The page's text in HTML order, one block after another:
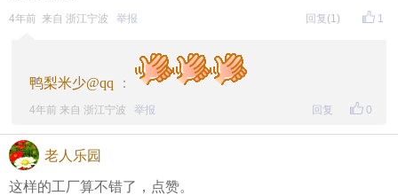
1
4年前 来自 浙江宁波 举报 回复 (1)
鸭梨米少@qq ：
0
4年前 来自 浙江宁波 举报 回复
老人乐园
这样的工厂算不错了，点赞。